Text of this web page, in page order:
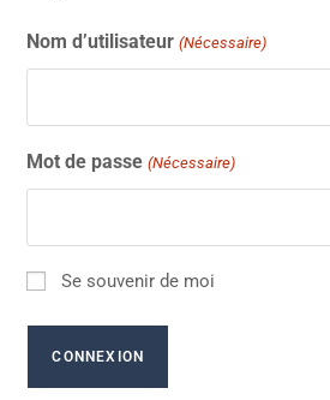
Nom d’utilisateur (Nécessaire)
Mot de passe (Nécessaire)
Se souvenir de moi